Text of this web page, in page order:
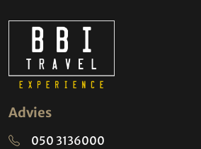
Advies
050 3136000